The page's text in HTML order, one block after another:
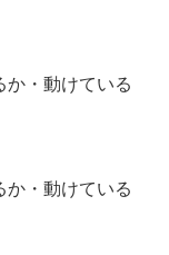
か・動けている
か・動けている